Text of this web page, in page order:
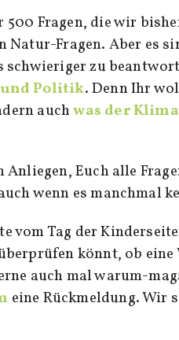
500 Fragen, die wir
Natur-Fragen. Aber es
zu
Politik. Denn Ihr
auchwas der
Anliegen, Euch alle
wenn es manchmal
vom Tag der
könnt, ob
auch mal warum-
eine Rückmeldung. Wir